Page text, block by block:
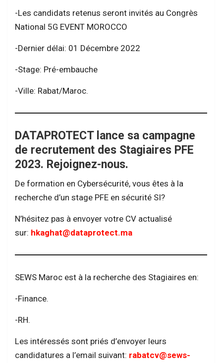
-Les candidats retenus seront invités au Congrès
National 5G EVENT MOROCCO
-Dernier délai: 01 Décembre 2022
-Stage: Pré-embauche
-Ville: Rabat/Maroc.
DATAPROTECT lance sa campagne
de recrutement des Stagiaires PFE
2023. Rejoignez-nous.
De formation en Cybersécurité, vous êtes à la
recherche d’un stage PFE en sécurité SI?
N’hésitez pas à envoyer votre CV actualisé
sur: hkaghat@dataprotect.ma
SEWS Maroc est à la recherche des Stagiaires en:
-Finance.
-RH.
Les intéressés sont priés d’envoyer leurs
candidatures a l’email suivant: rabatcv@sews-